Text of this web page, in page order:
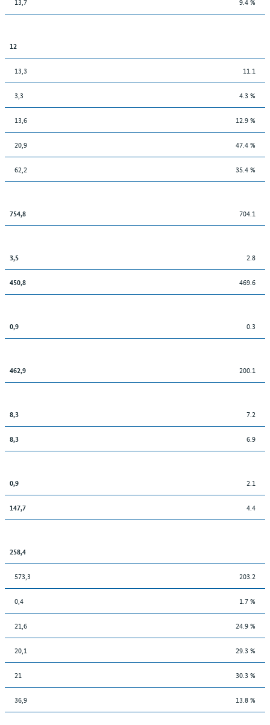
12
13,3 11.1
3,3 4.3 %
13,6 12.9 %
20,9 47.4 %
62,2 35.4 %
754,8 704.1
3,5 2.8
450,8 469.6
0,9 0.3
462,9 200.1
8,3 7.2
8,3 6.9
0,9 2.1
147,7 4.4
258,4
573,3 203.2
0,4 1.7 %
21,6 24.9 %
20,1 29.3 %
21 30.3 %
36,9 13.8 %